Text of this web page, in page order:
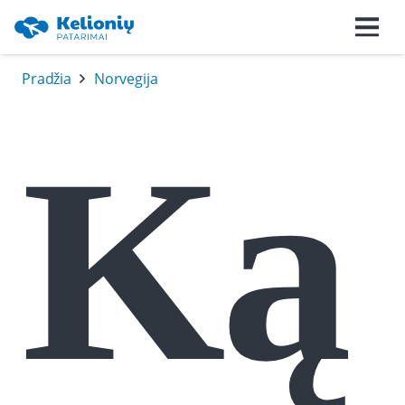
Pradžia Norvegija
Ką